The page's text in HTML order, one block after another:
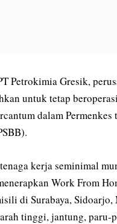
Petrokimia Gresik,
untuk tetap
dalam
kerja seminimal
Work From
di Surabaya, Sidoarjo,
tinggi, jantung, paru-